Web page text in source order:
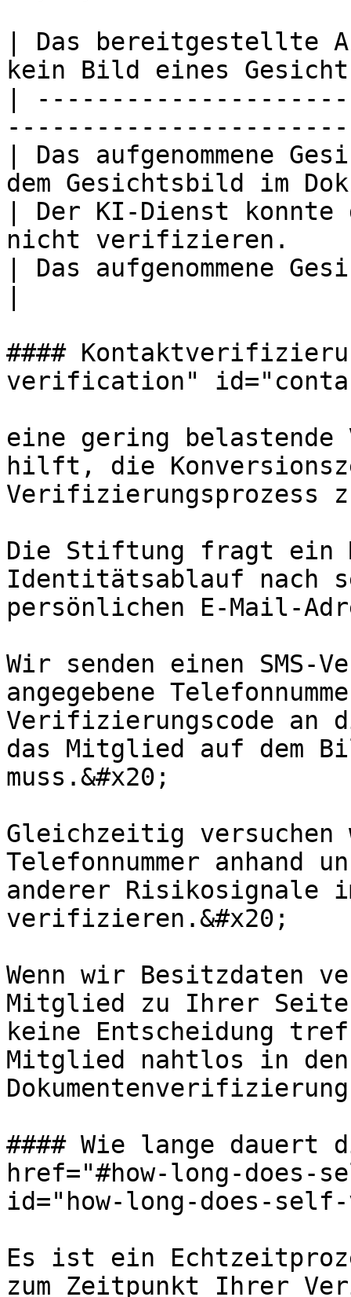
| Das bereitgestellte
kein Bild eines
|
| Das aufgenommene
dem Gesichtsbild im
| Der KI-Dienst
nicht
| Das aufgenommene
####
verification"
eine gering
hilft, die
Verifizierungsprozess
Die Stiftung fragt ein
Identitätsablauf nach
persönlichen E-Mail-
Wir senden einen
angegebene
Verifizierungscode an
das Mitglied auf dem
muss.&#x20;
Gleichzeitig
Telefonnummer anhand
anderer Risikosignale
verifizieren.&#x20;
Wenn wir Besitzdaten
Mitglied zu Ihrer Seite
keine Entscheidung
Mitglied nahtlos in den
#### Wie lange
href="#how-long-
id="how-long-does-
Es ist ein
zum Zeitpunkt Ihrer